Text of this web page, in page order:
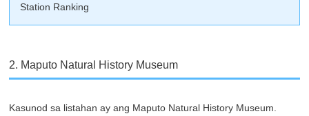
Station Ranking
2. Maputo Natural History Museum
Kasunod sa listahan ay ang Maputo Natural History Museum.